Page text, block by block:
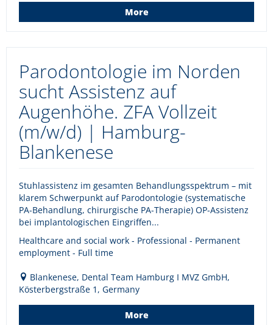
More
Parodontologie im Norden
sucht Assistenz auf
Augenhöhe. ZFA Vollzeit
(m/w/d) | Hamburg-
Blankenese
Stuhlassistenz im gesamten Behandlungsspektrum – mit
klarem Schwerpunkt auf Parodontologie (systematische
PA-Behandlung, chirurgische PA-Therapie) OP-Assistenz
bei implantologischen Eingriffen...
Healthcare and social work - Professional - Permanent
employment - Full time
Blankenese, Dental Team Hamburg I MVZ GmbH,
Kösterbergstraße 1, Germany
More